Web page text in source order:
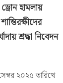
হামলায়
শ্রদ্ধা নিবেদন
২০২৫ তারিখে